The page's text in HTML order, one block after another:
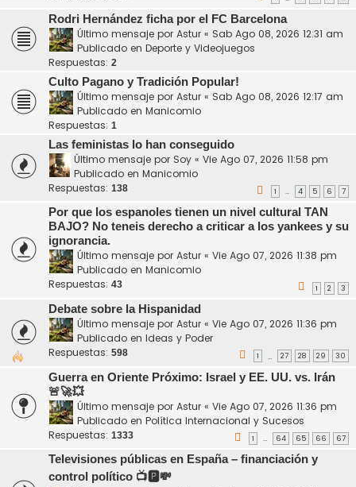
Rodri Hernández ficha por el FC Barcelona
Último mensaje por Astur « Sab Ago 08, 2026 12:31 am
Publicado en Deporte y Videojuegos
Respuestas: 2
Culto Pagano y Tradición Popular!
Último mensaje por Astur « Sab Ago 08, 2026 12:17 am
Publicado en Manicomio
Respuestas: 1
Las feministas lo han conseguido
Último mensaje por Soy « Vie Ago 07, 2026 11:58 pm
Publicado en Manicomio
Respuestas: 138 1 … 4 5 6 7
Por que los espanoles tienen un nivel cultural TAN
BAJO? No teneis derecho a criticar a los yankees y su
ignorancia.
Último mensaje por Astur « Vie Ago 07, 2026 11:38 pm
Publicado en Manicomio
Respuestas: 43 1 2 3
Debate sobre la Hispanidad
Último mensaje por Astur « Vie Ago 07, 2026 11:36 pm
Publicado en Ideas y Poder
Respuestas: 598 1 … 27 28 29 30
Guerra en Oriente Próximo: Israel y EE. UU. vs. Irán
🚨🚀💥
Último mensaje por Astur « Vie Ago 07, 2026 11:36 pm
Publicado en Política Internacional y Sucesos
Respuestas: 1333 1 … 64 65 66 67
Televisiones públicas en España – financiación y
control político 📺🅿️💸